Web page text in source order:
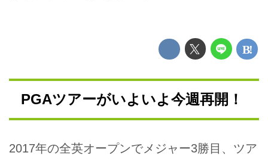
PGAツアーがいよいよ今週再開！
2017年の全英オープンでメジャー3勝目、ツア